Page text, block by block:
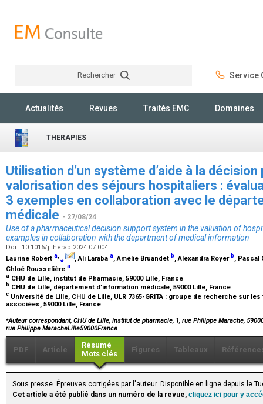
Rechercher Service
Actualités Revues Traités EMC Domaines
THERAPIES
Utilisation d’un système d’aide à la
valorisation des séjours hospitaliers :
3 exemples en collaboration avec le
médicale - 27/08/24
Use of a pharmaceutical decision support system in the valuation of
examples in collaboration with the department of medical information
Doi : 10.1016/j.therap.2024.07.004
Laurine Robert a,⁎ , Ali Laraba a, Amélie Bruandet b, Alexandra Royer b, Pascal
Chloé Rousselière a
a CHU de Lille, institut de Pharmacie, 59000 Lille, France
b CHU de Lille, département d’information médicale, 59000 Lille, France
c Université de Lille, CHU de Lille, ULR 7365-GRITA : groupe de recherche sur
associées, 59000 Lille, France
⁎Auteur correspondant, CHU de Lille, institut de pharmacie, 1, rue Philippe Marache,
rue Philippe MaracheLille59000France
PDF Article
Résumé
Mots clés
Figures Tableaux
Sous presse. Épreuves corrigées par l'auteur. Disponible en ligne depuis le
Cet article a été publié dans un numéro de la revue, cliquez ici pour y